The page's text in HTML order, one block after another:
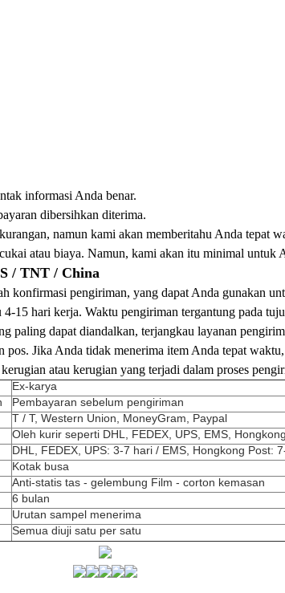
informasi Anda benar.
dibersihkan diterima.
namun kami akan memberitahu Anda tepat
atau biaya. Namun, kami akan itu minimal untuk
/ TNT / China
konfirmasi pengiriman, yang dapat Anda gunakan
4-15 hari kerja. Waktu pengiriman tergantung pada
paling dapat diandalkan, terjangkau layanan
pos. Jika Anda tidak menerima item Anda tepat
atau kerugian yang terjadi dalam proses
Ex-karya
Pembayaran sebelum pengiriman
T / T, Western Union, MoneyGram, Paypal
Oleh kurir seperti DHL, FEDEX, UPS, EMS,
DHL, FEDEX, UPS: 3-7 hari / EMS, Hongkong Post:
Kotak busa
Anti-statis tas - gelembung Film - corton kemasan
6 bulan
Urutan sampel menerima
Semua diuji satu per satu